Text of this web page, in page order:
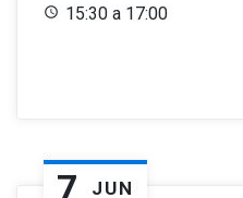
15:30 a 17:00
7 JUN